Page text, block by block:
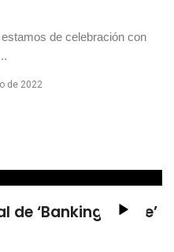
de celebración con
de 2022
‘Banking On Me’